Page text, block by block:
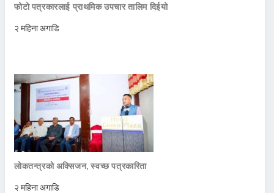
फोटो पत्रकारलाई प्राथमिक उपचार तालिम दिईयो
२ महिना अगाडि
लोकतन्त्रको अक्सिजन, स्वच्छ पत्रकारिता
२ महिना अगाडि